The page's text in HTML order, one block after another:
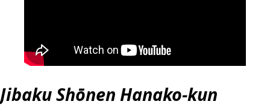
Jibaku Shōnen Hanako-kun